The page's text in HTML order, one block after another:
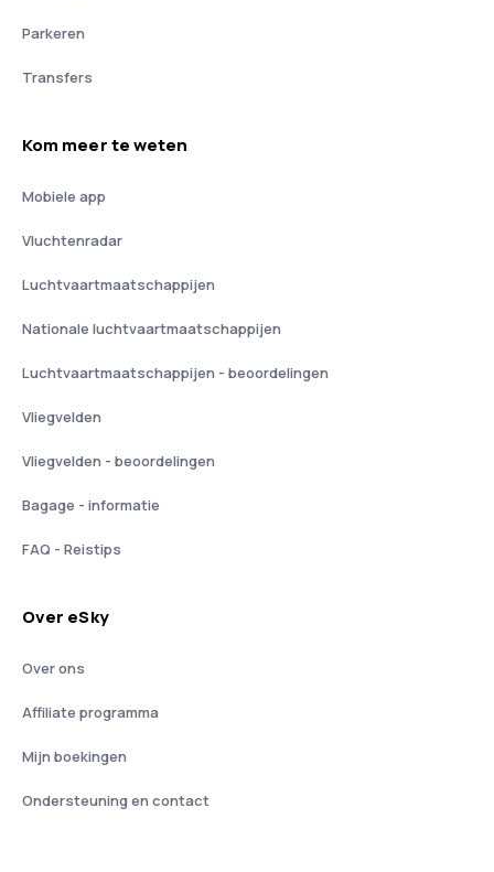
Parkeren
Transfers
Kom meer te weten
Mobiele app
Vluchtenradar
Luchtvaartmaatschappijen
Nationale luchtvaartmaatschappijen
Luchtvaartmaatschappijen - beoordelingen
Vliegvelden
Vliegvelden - beoordelingen
Bagage - informatie
FAQ - Reistips
Over eSky
Over ons
Affiliate programma
Mijn boekingen
Ondersteuning en contact